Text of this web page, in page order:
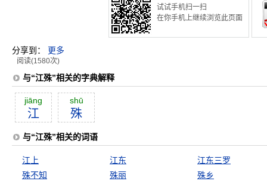
试试手机扫一扫
在你手机上继续浏览此页面
分享到： 更多
阅读(1580次)
与“江殊”相关的字典解释
jiāng
江
shū
殊
与“江殊”相关的词语
江上 江东
江东三罗
殊不知
殊丽 殊乡